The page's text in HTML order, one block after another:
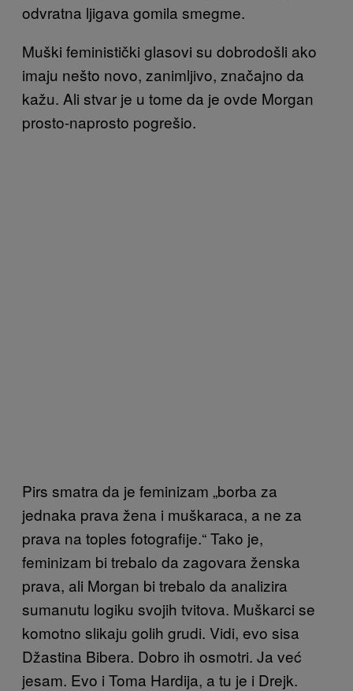
odvratna ljigava gomila smegme.
Muški feministički glasovi su dobrodošli ako
imaju nešto novo, zanimljivo, značajno da
kažu. Ali stvar je u tome da je ovde Morgan
prosto-naprosto pogrešio.
Pirs smatra da je feminizam „borba za
jednaka prava žena i muškaraca, a ne za
prava na toples fotografije.“ Tako je,
feminizam bi trebalo da zagovara ženska
prava, ali Morgan bi trebalo da analizira
sumanutu logiku svojih tvitova. Muškarci se
komotno slikaju golih grudi. Vidi, evo sisa
Džastina Bibera. Dobro ih osmotri. Ja već
jesam. Evo i Toma Hardija, a tu je i Drejk.